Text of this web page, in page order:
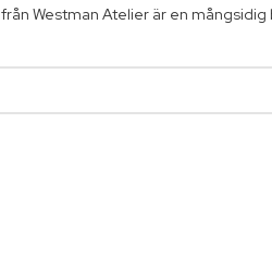
Westman Atelier är en